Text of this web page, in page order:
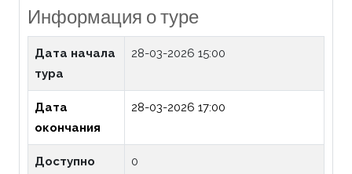
Информация о туре
Дата начала
тура
28-03-2026 15:00
Дата
окончания
28-03-2026 17:00
Доступно
0